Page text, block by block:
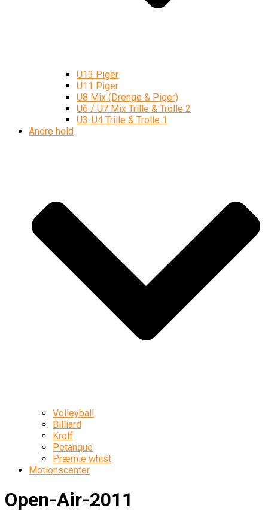
U13 Piger
U11 Piger
U8 Mix (Drenge & Piger)
U6 / U7 Mix Trille & Trolle 2
U3-U4 Trille & Trolle 1
Andre hold
Volleyball
Billiard
Krolf
Petanque
Præmie whist
Motionscenter
Open-Air-2011